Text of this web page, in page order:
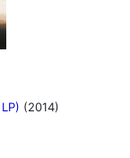
(2014)